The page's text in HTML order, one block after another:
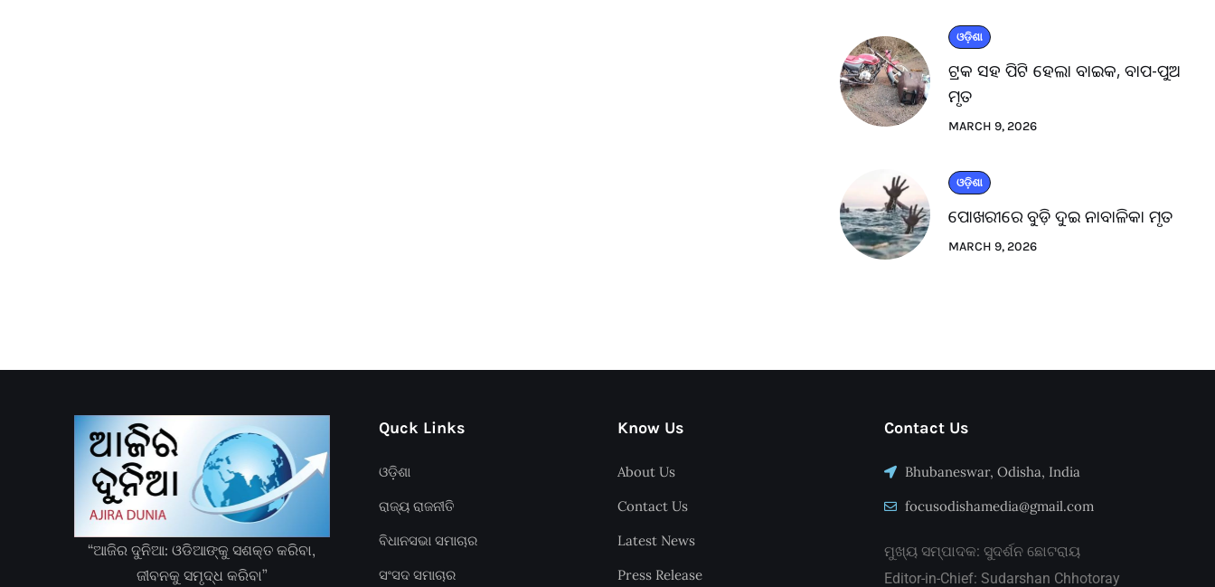
ଓଡ଼ିଶା
ଟ୍ରକ ସହ ପିଟି ହେଲା ବାଇକ, ବାପ-ପୁଅ
ମୃତ
MARCH 9, 2026
ଓଡ଼ିଶା
ପୋଖରୀରେ ବୁଡ଼ି ଦୁଇ ନାବାଳିକା ମୃତ
MARCH 9, 2026
“ଆଜିର ଦୁନିଆ: ଓଡିଆଙ୍କୁ ସଶକ୍ତ କରିବା,
ଜୀବନକୁ ସମୃଦ୍ଧ କରିବା”
Quck Links
ଓଡ଼ିଶା
ରାଜ୍ୟ ରାଜନୀତି
ବିଧାନସଭା ସମାଚାର
ସଂସଦ ସମାଚାର
Know Us
About Us
Contact Us
Latest News
Press Release
Contact Us
Bhubaneswar, Odisha, India
focusodishamedia@gmail.com
ମୁଖ୍ୟ ସମ୍ପାଦକ: ସୁଦର୍ଶନ ଛୋଟରାୟ
Editor-in-Chief: Sudarshan Chhotoray